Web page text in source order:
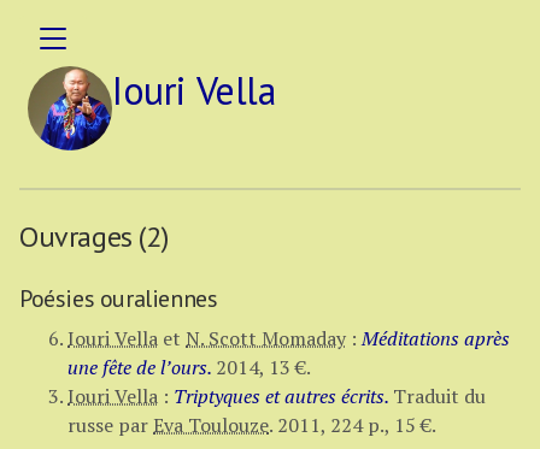
Iouri Vella
Ouvrages (2)
Poésies ouraliennes
Iouri Vella et N. Scott Momaday :Méditations après
une fête de l’ours. 2014, 13 €.
Iouri Vella : Triptyques et autres écrits. Traduit du
russe parEva Toulouze. 2011, 224 p., 15 €.